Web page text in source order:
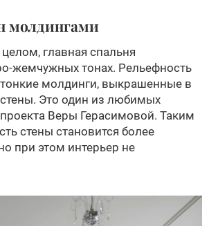
молдингами
целом, главная спальня
жемчужных тонах. Рельефность
молдинги, выкрашенные в
стены. Это один из любимых
Веры Герасимовой. Таким
стены становится более
при этом интерьер не